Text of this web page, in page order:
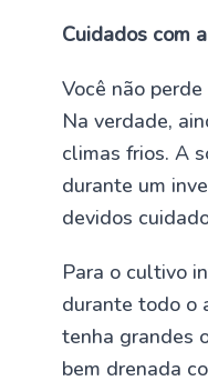
Cuidados com
Você não
Na verdade,
climas frios. A
durante um
devidos
Para o cultivo
durante todo o
tenha grandes
bem drenada